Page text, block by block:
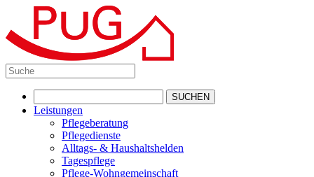
Leistungen
Pflegeberatung
Pflegedienste
Alltags- & Haushaltshelden
Tagespflege
Pflege-Wohngemeinschaft